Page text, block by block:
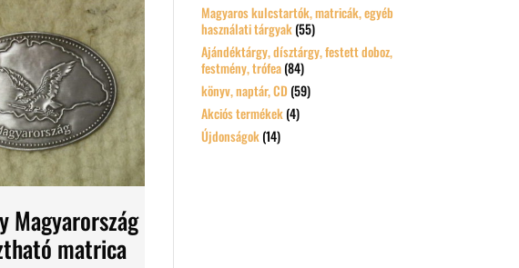
Magyarország
matrica
Magyaros kulcstartók, matricák, egyéb
használati tárgyak(55)
Ajándéktárgy, dísztárgy, festett doboz,
festmény, trófea(84)
könyv, naptár, CD (59)
Akciós termékek(4)
Újdonságok(14)